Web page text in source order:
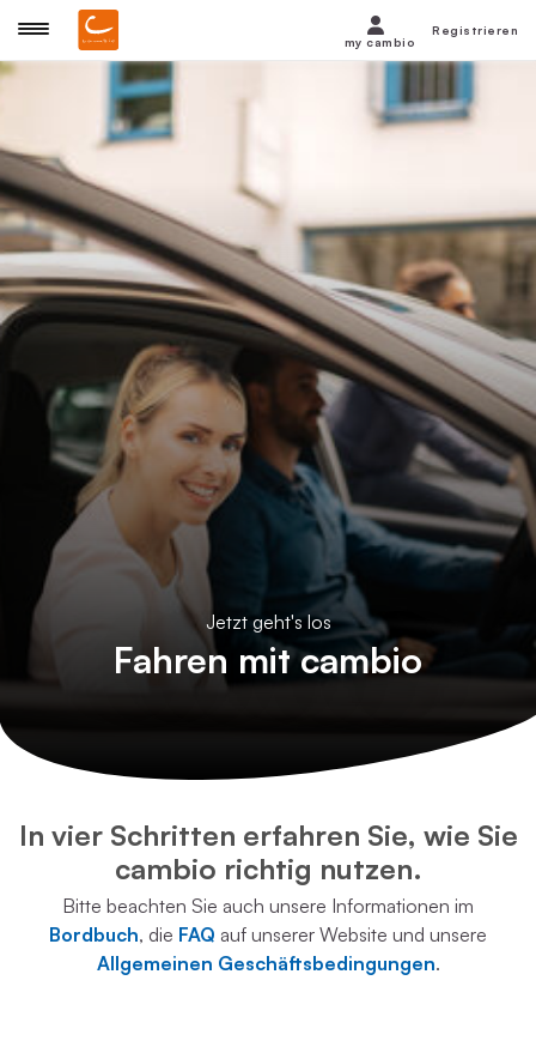
Jetzt geht's los
Fahren mit cambio
In vier Schritten erfahren Sie, wie Sie
cambio richtig nutzen.
Bitte beachten Sie auch unsere Informationen im
Bordbuch, die FAQ auf unserer Website und unsere
Allgemeinen Geschäftsbedingungen.
my cambio
Registrieren